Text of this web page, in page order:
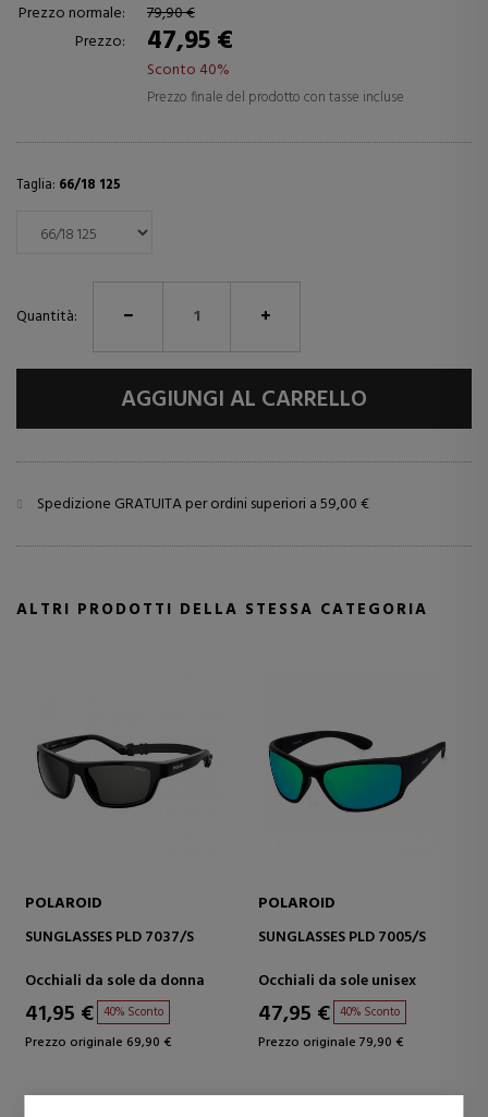
Prezzo normale:
79,90 €
Prezzo:
47,95 €
Sconto 40%
Prezzo finale del prodotto con tasse incluse
Taglia: 66/18 125
Quantità:
AGGIUNGI AL CARRELLO
Spedizione GRATUITA per ordini superiori a 59,00 €
ALTRI PRODOTTI DELLA STESSA CATEGORIA
POLAROID
SUNGLASSES PLD 7037/S
Occhiali da sole da donna
41,95 € 40% Sconto
Prezzo originale 69,90 €
POLAROID
SUNGLASSES PLD 7005/S
Occhiali da sole unisex
47,95 € 40% Sconto
Prezzo originale 79,90 €